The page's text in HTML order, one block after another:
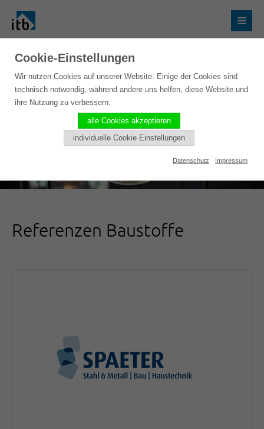
Referenzen Baustoffe
Cookie-Einstellungen
Wir nutzen Cookies auf unserer Website. Einige der Cookies sind
technisch notwendig, während andere uns helfen, diese Website und
ihre Nutzung zu verbessern.
alle Cookies akzeptieren
individuelle Cookie Einstellungen
Datenschutz Impressum